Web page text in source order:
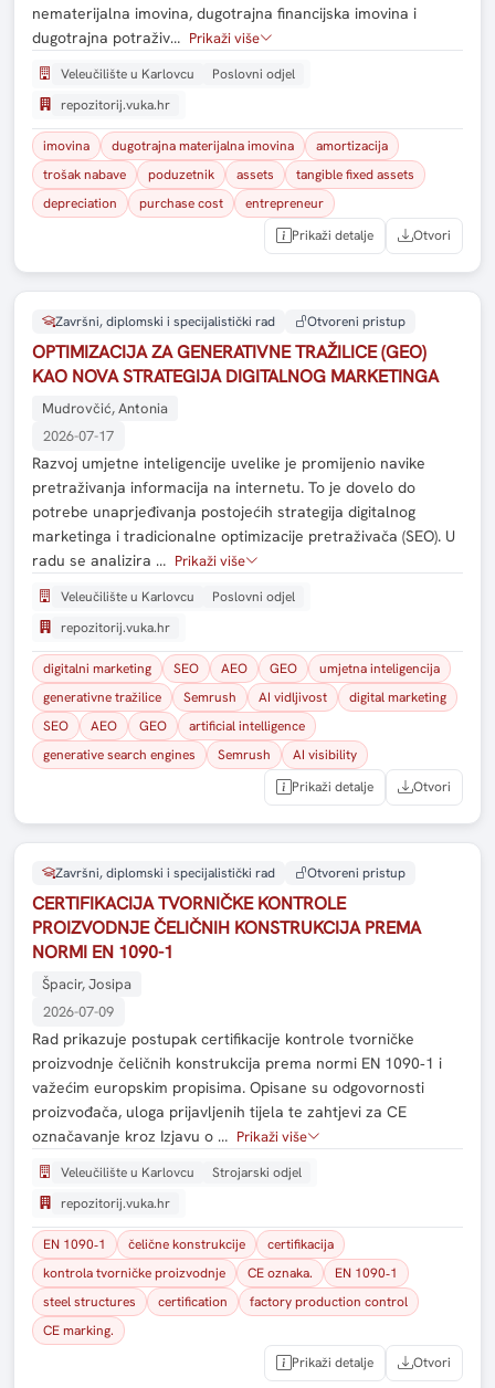
nematerijalna imovina, dugotrajna financijska imovina i
dugotrajna potraživ… Prikaži više
Veleučilište u Karlovcu
Poslovni odjel
repozitorij.vuka.hr
imovina dugotrajna materijalna imovina
amortizacija
trošak nabave
poduzetnik assets
tangible fixed assets
depreciation
purchase cost
entrepreneur
Prikaži detalje
Otvori
Završni, diplomski i specijalistički rad Otvoreni pristup
OPTIMIZACIJA ZA GENERATIVNE TRAŽILICE (GEO)
KAO NOVA STRATEGIJA DIGITALNOG MARKETINGA
Mudrovčić, Antonia
2026-07-17
Razvoj umjetne inteligencije uvelike je promijenio navike
pretraživanja informacija na internetu. To je dovelo do
potrebe unaprjeđivanja postojećih strategija digitalnog
marketinga i tradicionalne optimizacije pretraživača (SEO). U
radu se analizira … Prikaži više
Veleučilište u Karlovcu
Poslovni odjel
repozitorij.vuka.hr
digitalni marketing SEO AEO GEO
umjetna inteligencija
generativne tražilice
Semrush AI vidljivost
digital marketing
SEO
AEO GEO
artificial intelligence
generative search engines
Semrush
AI visibility
Prikaži detalje
Otvori
Završni, diplomski i specijalistički rad Otvoreni pristup
CERTIFIKACIJA TVORNIČKE KONTROLE
PROIZVODNJE ČELIČNIH KONSTRUKCIJA PREMA
NORMI EN 1090-1
Špacir, Josipa
2026-07-09
Rad prikazuje postupak certifikacije kontrole tvorničke
proizvodnje čeličnih konstrukcija prema normi EN 1090‑1 i
važećim europskim propisima. Opisane su odgovornosti
proizvođača, uloga prijavljenih tijela te zahtjevi za CE
označavanje kroz Izjavu o … Prikaži više
Veleučilište u Karlovcu
Strojarski odjel
repozitorij.vuka.hr
EN 1090‑1 čelične konstrukcije
certifikacija
kontrola tvorničke proizvodnje
CE oznaka.
EN 1090‑1
steel structures
certification
factory production control
CE marking.
Prikaži detalje
Otvori